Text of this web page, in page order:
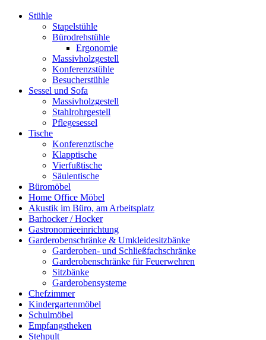
Stühle
Stapelstühle
Bürodrehstühle
Ergonomie
Massivholzgestell
Konferenzstühle
Besucherstühle
Sessel und Sofa
Massivholzgestell
Stahlrohrgestell
Pflegesessel
Tische
Konferenztische
Klapptische
Vierfußtische
Säulentische
Büromöbel
Home Office Möbel
Akustik im Büro, am Arbeitsplatz
Barhocker / Hocker
Gastronomieeinrichtung
Garderobenschränke & Umkleidesitzbänke
Garderoben- und Schließfachschränke
Garderobenschränke für Feuerwehren
Sitzbänke
Garderobensysteme
Chefzimmer
Kindergartenmöbel
Schulmöbel
Empfangstheken
Stehpult